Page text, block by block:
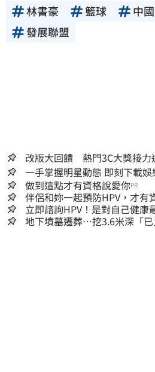
林書豪 籃球 中國
發展聯盟
改版大回饋 熱門3C大獎接力
一手掌握明星動態
做到這點才有資格說愛你PR
伴侶和妳一起預防HPV，才有
立即諮詢HPV！是對自己健康
嫌晚！
地下墳墓遷葬…挖3.6米深「